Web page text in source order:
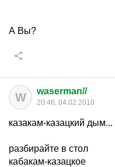
А Вы?
W waserman//
20:46, 04.02.2010
казакам-казацкий дым...
разбирайте в стол
кабакам-казацкое